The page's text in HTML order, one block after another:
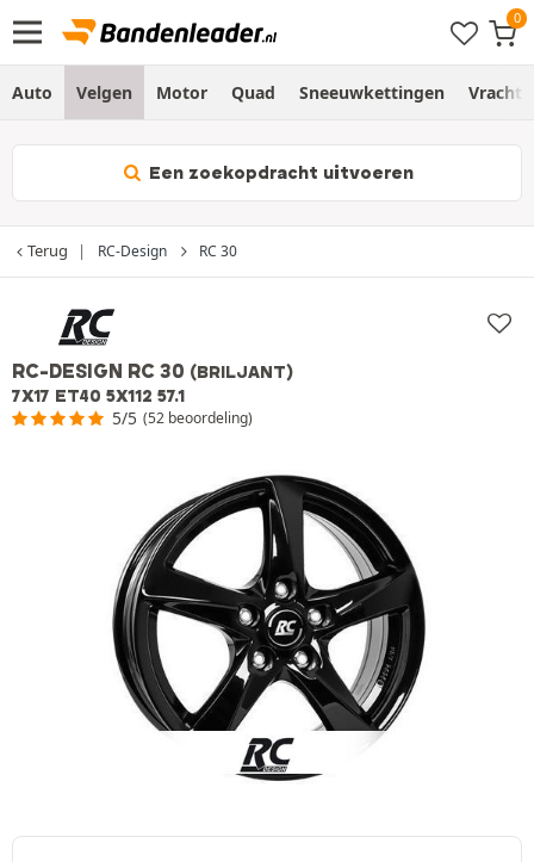
Auto Velgen Motor Quad Sneeuwkettingen
Een zoekopdracht uitvoeren
Terug RC-Design RC 30
RC-DESIGN RC 30 (BRILJANT)
7X17 ET40 5X112 57.1
5/5 (52 beoordeling)